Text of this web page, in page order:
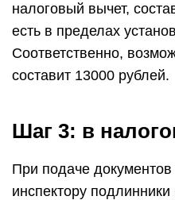
налоговый вычет,
есть в пределах
Соответственно,
составит 13000 рублей.
Шаг 3: в
При подаче
инспектору подлинники